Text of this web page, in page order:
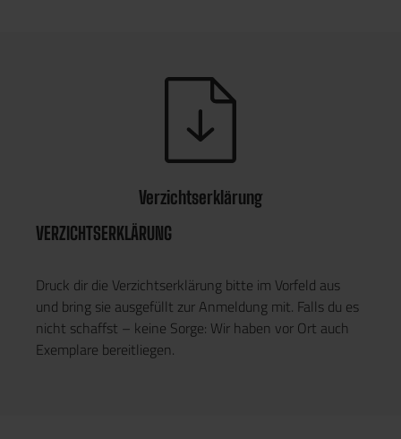
Verzichtserklärung
VERZICHTSERKLÄRUNG
Druck dir die Verzichtserklärung bitte im Vorfeld aus
und bring sie ausgefüllt zur Anmeldung mit. Falls du es
nicht schaffst – keine Sorge: Wir haben vor Ort auch
Exemplare bereitliegen.